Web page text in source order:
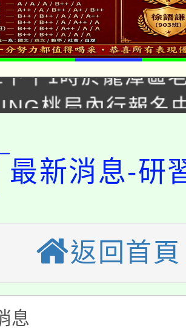
祭」8/29、30在
午1時於龍潭區
動。
桃局內行報名
桃園市運動會8/
及游泳池舉行。
低收入戶享有免
惠，中低收入戶
優惠，詳情可洽有
造教育及科技中
師增能研習
自造教育及科技
研習
生活教案入校路
食農教育專業人
最新消息-研
返回首頁